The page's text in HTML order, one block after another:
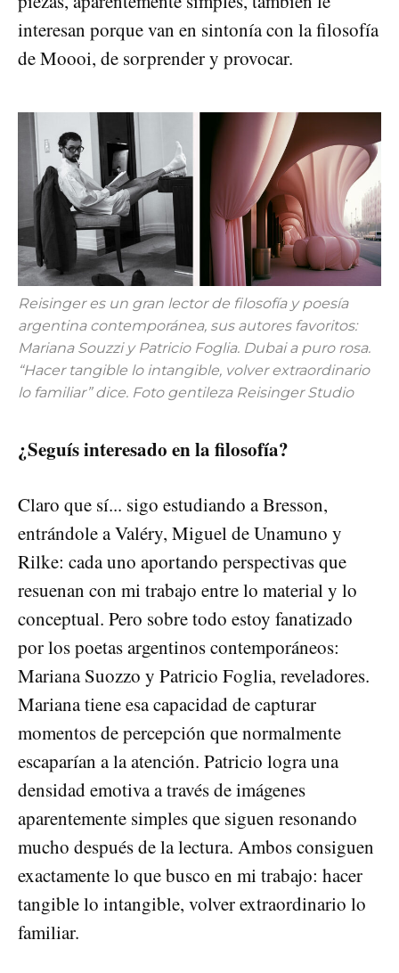
interesan porque van en sintonía con la filosofía
de Moooi, de sorprender y provocar.
Reisinger es un gran lector de filosofía y poesía
argentina contemporánea, sus autores favoritos:
Mariana Souzzi y Patricio Foglia. Dubai a puro rosa.
“Hacer tangible lo intangible, volver extraordinario
lo familiar” dice. Foto gentileza Reisinger Studio
¿Seguís interesado en la filosofía?
Claro que sí... sigo estudiando a Bresson,
entrándole a Valéry, Miguel de Unamuno y
Rilke: cada uno aportando perspectivas que
resuenan con mi trabajo entre lo material y lo
conceptual. Pero sobre todo estoy fanatizado
por los poetas argentinos contemporáneos:
Mariana Suozzo y Patricio Foglia, reveladores.
Mariana tiene esa capacidad de capturar
momentos de percepción que normalmente
escaparían a la atención. Patricio logra una
densidad emotiva a través de imágenes
aparentemente simples que siguen resonando
mucho después de la lectura. Ambos consiguen
exactamente lo que busco en mi trabajo: hacer
tangible lo intangible, volver extraordinario lo
familiar.